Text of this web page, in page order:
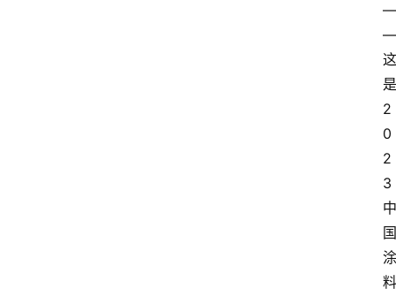
—
—
这
是
2
0
2
3
中
国
涂
料